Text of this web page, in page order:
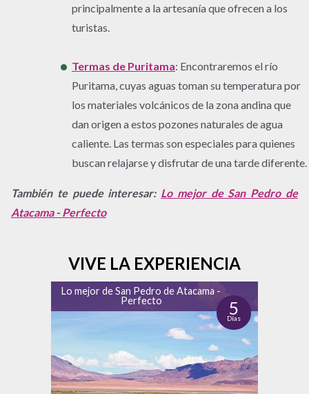
principalmente a la artesanía que ofrecen a los
turistas.
Termas de Puritama: Encontraremos el río
Puritama, cuyas aguas toman su temperatura por
los materiales volcánicos de la zona andina que
dan origen a estos pozones naturales de agua
caliente. Las termas son especiales para quienes
buscan relajarse y disfrutar de una tarde diferente.
También te puede interesar: Lo mejor de San Pedro de
Atacama - Perfecto
VIVE LA EXPERIENCIA
Lo mejor de San Pedro de Atacama -
Perfecto
5
Días